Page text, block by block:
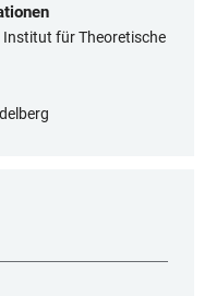
Institut für Theoretische